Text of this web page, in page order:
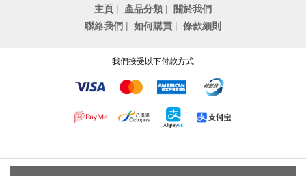
主頁 | 產品分類 | 關於我們
聯絡我們 | 如何購買 | 條款細則
我們接受以下付款方式